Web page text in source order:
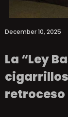
December 10, 2025
La “Ley